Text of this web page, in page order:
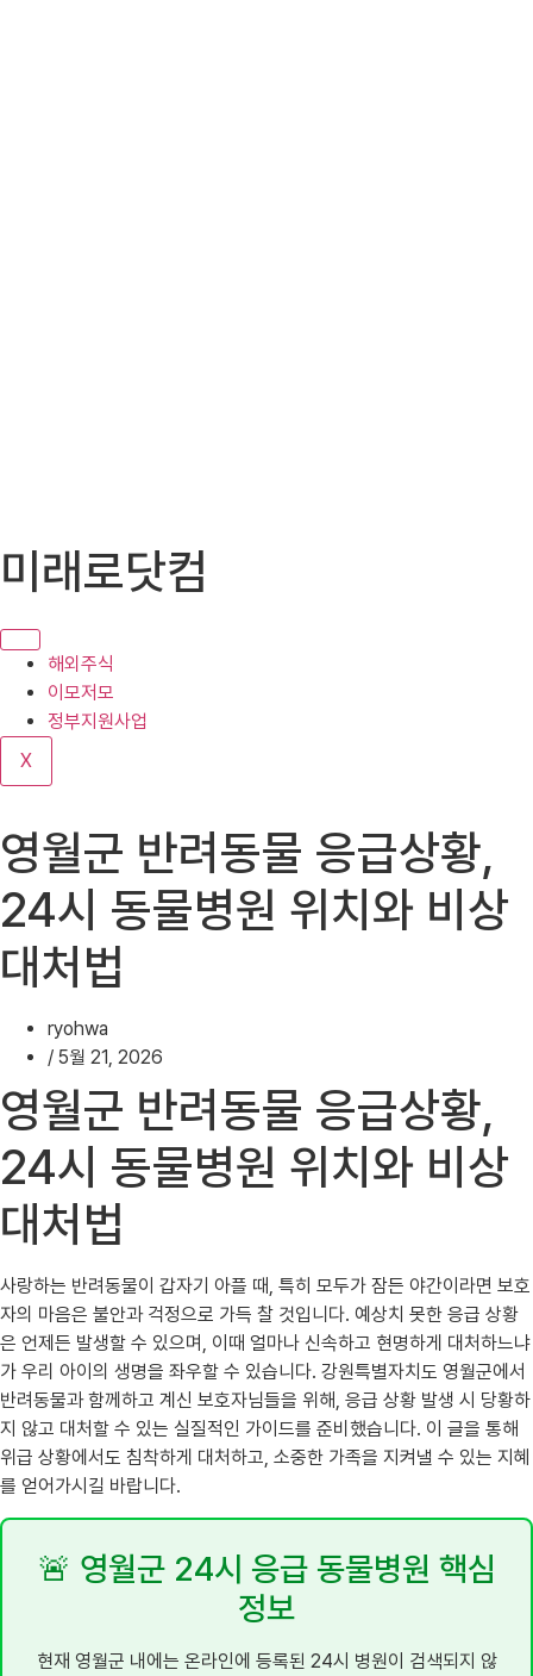
텐
로
기
미래로닷컴
해외주식
이모저모
정부지원사업
X
영월군 반려동물 응급상황,
24시 동물병원 위치와 비상
대처법
ryohwa
/ 5월 21, 2026
영월군 반려동물 응급상황,
24시 동물병원 위치와 비상
대처법
사랑하는 반려동물이 갑자기 아플 때, 특히 모두가 잠든 야간이라면 보호
자의 마음은 불안과 걱정으로 가득 찰 것입니다. 예상치 못한 응급 상황
은 언제든 발생할 수 있으며, 이때 얼마나 신속하고 현명하게 대처하느냐
가 우리 아이의 생명을 좌우할 수 있습니다. 강원특별자치도 영월군에서
반려동물과 함께하고 계신 보호자님들을 위해, 응급 상황 발생 시 당황하
지 않고 대처할 수 있는 실질적인 가이드를 준비했습니다. 이 글을 통해
위급 상황에서도 침착하게 대처하고, 소중한 가족을 지켜낼 수 있는 지혜
를 얻어가시길 바랍니다.
🚨 영월군 24시 응급 동물병원 핵심
정보
현재 영월군 내에는 온라인에 등록된 24시 병원이 검색되지 않